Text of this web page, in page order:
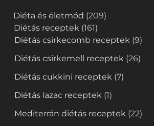
Diéta és életmód (209)
Diétás receptek (161)
Diétás csirkecomb receptek (9)
Diétás csirkemell receptek (26)
Diétás cukkini receptek (7)
Diétás lazac receptek (1)
Mediterrán diétás receptek (22)